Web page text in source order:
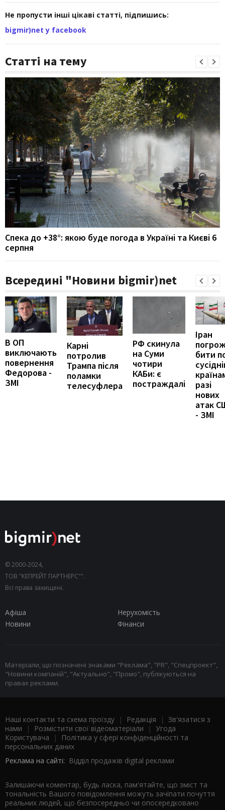
Не пропусти інші цікаві статті, підпишись:
bigmir)net у facebook
Статті на тему
Спека до +38°: якою буде погода в Україні та Києві 6
серпня
Всередині "Новини bigmir)net
В ОП
виключають
повернення
Федорова -
ЗМІ
Карні
потролив
Трампа після
поламки
телесуфлера
РФ скинула
на Суми
чотири
КАБи: є
постраждалі
Іран
бити
разі
нових
атак
- ЗМІ
© 2000-2024,
ТОВ "КЕПРЕЙТ ПАРТНЕРС"".
Всі права захищені.
Афіша
Нерухомість
Новини
Фінанси
Матеріали, що позначені знаками "Реклама", "PR", "Спецпроект",
"Новини компаній", "Актуально", "Промо", публікуються на
правах реклами.
Наші контакти та схема проїзду | Редакція | Зв'язатися з
нами | Розмістити свої відеоматеріали | Угода
Користувача |
Політика у сфері конфіденційності та
персональних даних
Реклама на сайті: Відділ продажів digital реклами
Залишаючи коментар, будь ласка, пам'ятайте, що зміст та
тональність Вашого повідомлення можуть зачіпати почуття
реальних людей, що безпосередньо чи опосередковано